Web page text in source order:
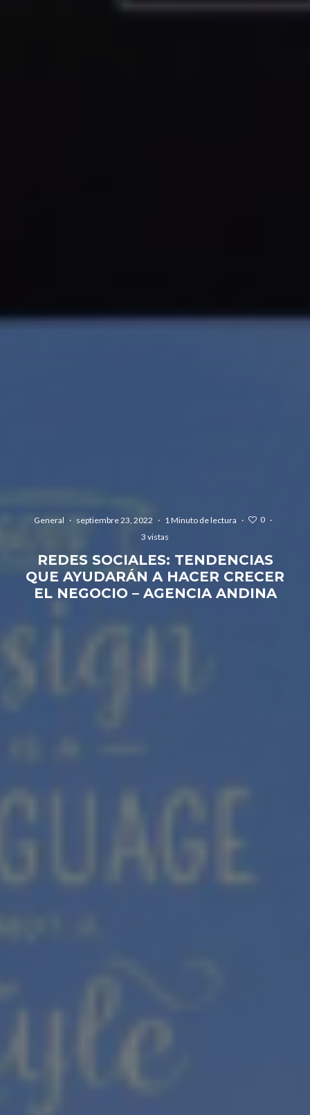
General · septiembre 23, 2022 · 1 Minuto de lectura · 0 ·
3 vistas
REDES SOCIALES: TENDENCIAS
QUE AYUDARÁN A HACER CRECER
EL NEGOCIO – AGENCIA ANDINA